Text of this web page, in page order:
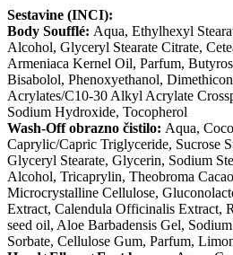
Sestavine (INCI):
Body Soufflé: Aqua, Ethylhexyl
Alcohol, Glyceryl Stearate Citrate,
Armeniaca Kernel Oil, Parfum,
Bisabolol, Phenoxyethanol,
Acrylates/C10-30 Alkyl Acrylate
Sodium Hydroxide, Tocopherol
Wash-Off obrazno čistilo: Aqua,
Caprylic/Capric Triglyceride, Sucrose
Glyceryl Stearate, Glycerin, Sodium
Alcohol, Tricaprylin, Theobroma
Microcrystalline Cellulose,
Extract, Calendula Officinalis Extract,
seed oil, Aloe Barbadensis Gel,
Sorbate, Cellulose Gum, Parfum,